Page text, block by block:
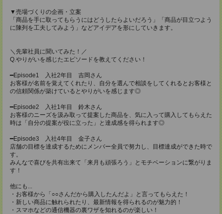
▼売場づくりの企画・立案
「商品を手に取ってもらうにはどうしたらよいだろう」「商品が目立つよう
に陳列を工夫してみよう」などアイデアを形にしていきます。
＼先輩社員に聞いてみた！／
Q.やりがいを感じたエピソードを教えてください！
━Episode1 入社2年目 吉岡さん
お客様が名前を覚えてくれたり、自分を選んで相談をしてくれるとお客様と
の信頼関係が築けているとやりがいを感じます◎
━Episode2 入社1年目 鈴木さん
お客様のニーズを汲み取って提案した商品を、気に入って購入してもらえた
時は「自分の提案が役に立った」と達成感を得られます◎
━Episode3 入社4年目 金子さん
店舗の目標を達成するためにメンバー全員で努力し、目標達成ができた時で
す。
みんなで喜びを共有出来て「来月も頑張ろう」とモチベーションに繋がりま
す！
他にも...
・お客様から「○○さんだから購入したんだよ」と言ってもらえた！
・新しい商品に触れられたり、最新情報を得られるのが魅力的！
・スマホなどの通信機器の裏ワザを知れるのが楽しい！